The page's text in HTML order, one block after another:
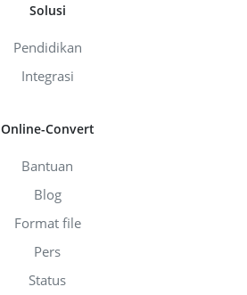
Solusi
Pendidikan
Integrasi
Online-Convert
Bantuan
Blog
Format file
Pers
Status